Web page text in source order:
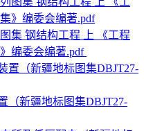
集 钢结构工程 上 《工程
编委会编著.pdf
（新疆地标图集DBJT27-